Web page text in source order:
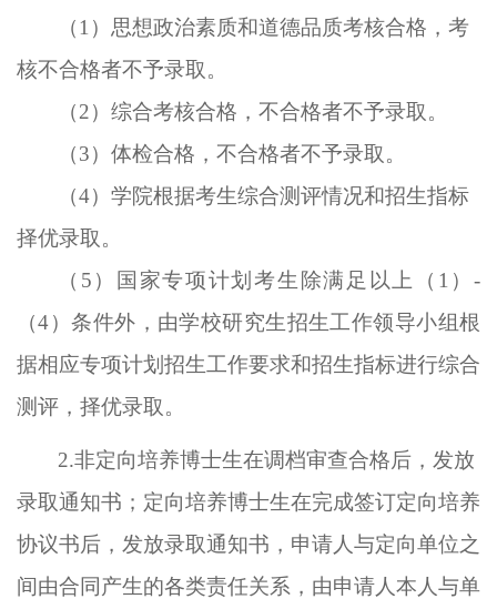
（1）思想政治素质和道德品质考核合格，考
核不合格者不予录取。
（2）综合考核合格，不合格者不予录取。
（3）体检合格，不合格者不予录取。
（4）学院根据考生综合测评情况和招生指标
择优录取。
（ 5）国家专项计划考生除满足以上（1）-
（4）条件外，由学校研究生招生工作领导小组根
据相应专项计划招生工作要求和招生指标进行综合
测评，择优录取。
2.非定向培养博士生在调档审查合格后，发放
录取通知书；定向培养博士生在完成签订定向培养
协议书后，发放录取通知书，申请人与定向单位之
间由合同产生的各类责任关系，由申请人本人与单